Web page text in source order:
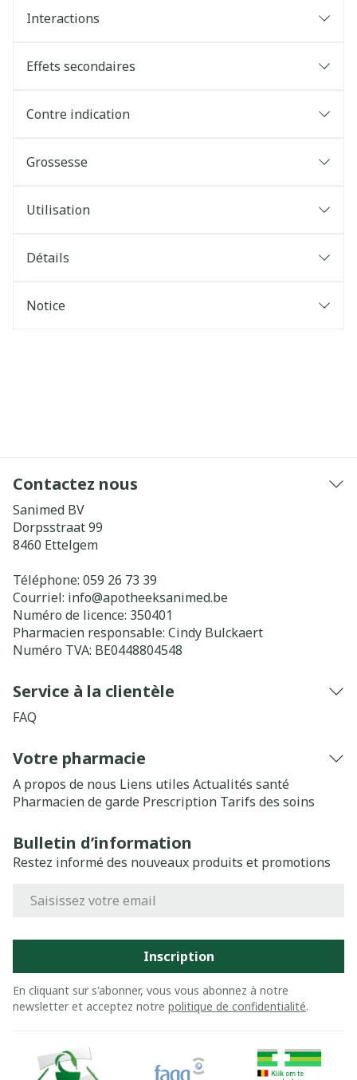
Interactions
Effets secondaires
Contre indication
Grossesse
Utilisation
Détails
Notice
Contactez nous
Sanimed BV
Dorpsstraat 99
8460 Ettelgem
Téléphone: 059 26 73 39
Courriel: info@apotheeksanimed.be
Numéro de licence: 350401
Pharmacien responsable: Cindy Bulckaert
Numéro TVA: BE0448804548
Service à la clientèle
FAQ
Votre pharmacie
A propos de nous Liens utiles Actualités santé
Pharmacien de garde Prescription Tarifs des soins
Bulletin d’information
Restez informé des nouveaux produits et promotions
Inscription
En cliquant sur s'abonner, vous vous abonnez à notre
newsletter et acceptez notre politique de confidentialité.